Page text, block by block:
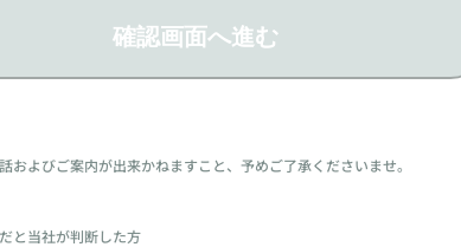
確認画面へ進む
よびご案内が出来かねますこと、予めご了承くださいませ。
と当社が判断した方